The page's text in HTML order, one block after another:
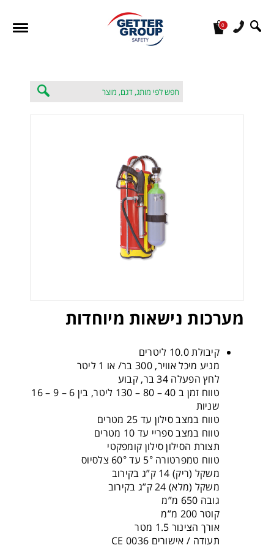
0
מערכות נישאות מיוחדות
קיבולת 10.0 ליטרים
מניע מיכל אוויר, 300 בר/ או 1 ליטר
לחץ הפעלה 34 בר, קבוע
טווח זמן ב 40 – 80 – 130 ליטר, בין 6 – 9 – 16
שניות
טווח במצב סילון עד 25 מטרים
טווח במצב ספריי עד 10 מטרים
תצורת הסילון סילון קומפקטי
טווח טמפרטורה 5° עד 60° צלסיוס
משקל (ריק) 14 ק”ג בקירוב
משקל (מלא) 24 ק”ג בקירוב
גובה 650 מ”מ
קוטר 200 מ”מ
אורך הצינור 1.5 מטר
תעודה / אישורים CE 0036